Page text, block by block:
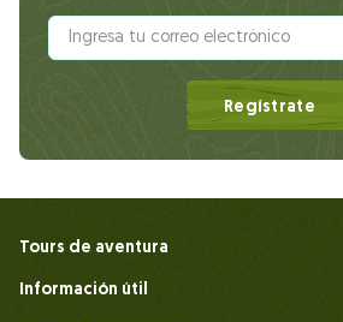
Regístrate
Tours de aventura
Información útil